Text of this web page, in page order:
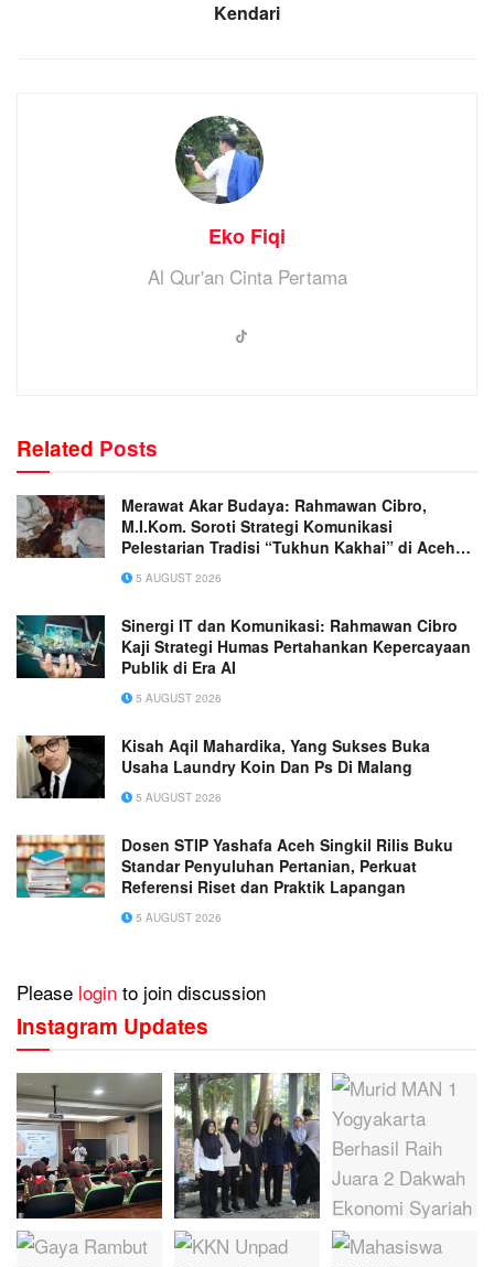
Kendari
Eko Fiqi
Al Qur'an Cinta Pertama
Related Posts
Merawat Akar Budaya: Rahmawan Cibro,
M.I.Kom. Soroti Strategi Komunikasi
Pelestarian Tradisi “Tukhun Kakhai” di Aceh
Singkil
5 AUGUST 2026
Sinergi IT dan Komunikasi: Rahmawan Cibro
Kaji Strategi Humas Pertahankan Kepercayaan
Publik di Era AI
5 AUGUST 2026
Kisah Aqil Mahardika, Yang Sukses Buka
Usaha Laundry Koin Dan Ps Di Malang
5 AUGUST 2026
Dosen STIP Yashafa Aceh Singkil Rilis Buku
Standar Penyuluhan Pertanian, Perkuat
Referensi Riset dan Praktik Lapangan
5 AUGUST 2026
Please login to join discussion
Instagram Updates